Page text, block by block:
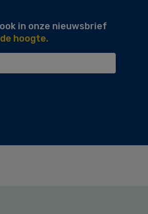
in onze nieuwsbrief
hoogte.